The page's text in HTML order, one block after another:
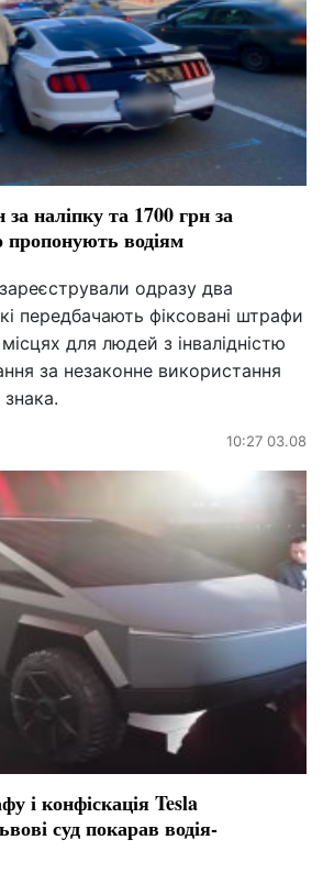
наліпку та 1700 грн за
водіям
одразу два
передбачають фіксовані штрафи
для людей з інвалідністю
за незаконне використання
знака.
10:27 03.08
і конфіскація Tesla
суд покарав водія-